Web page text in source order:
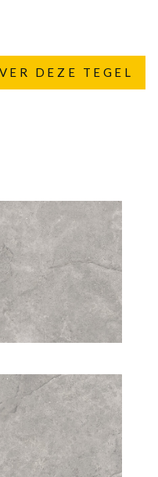
DEZE TEGEL